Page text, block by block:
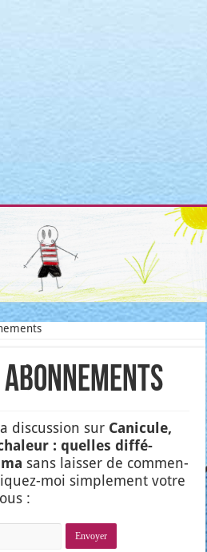
"post_type" on null in
sites/
on line 4190
dis­cus­sion sur Cani­cule,
: quelles dif­fé­
sans lais­ser de com­men­
moi sim­ple­ment votre
: